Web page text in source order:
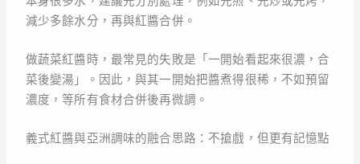
減少多餘水分，再與紅醬合併。
做蔬菜紅醬時，最常見的失敗是「一開始看起來很濃，合
菜後變湯」。因此，與其一開始把醬煮得很稀，不如預留
濃度，等所有食材合併後再微調。
義式紅醬與亞洲調味的融合思路：不搶戲，但更有記憶點